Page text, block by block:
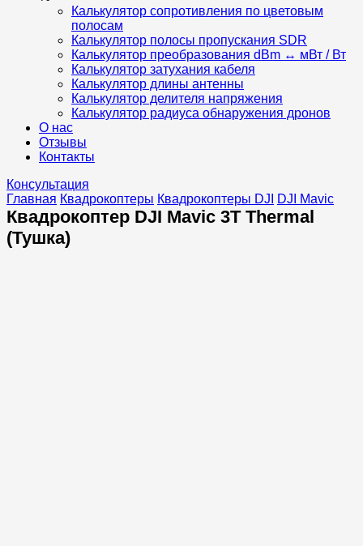
Калькулятор сопротивления по цветовым
полосам
Калькулятор полосы пропускания SDR
Калькулятор преобразования dBm ↔ мВт / Вт
Калькулятор затухания кабеля
Калькулятор длины антенны
Калькулятор делителя напряжения
Калькулятор радиуса обнаружения дронов
О нас
Отзывы
Контакты
Консультация
Главная Квадрокоптеры Квадрокоптеры DJI DJI Mavic
Квадрокоптер DJI Mavic 3T Thermal
(Тушка)